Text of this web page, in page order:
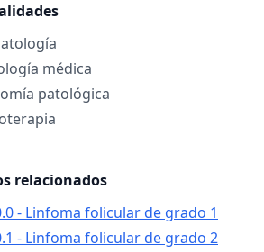
médica
patológica
relacionados
- Linfoma folicular de grado 1
- Linfoma folicular de grado 2